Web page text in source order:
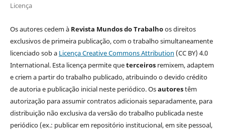
Licença
Os autores cedem à Revista Mundos do Trabalhoos direitos
exclusivos de primeira publicação, com o trabalho simultaneamente
licenciado sob a Licença Creative Commons Attribution (CC BY) 4.0
International. Esta licença permite queterceirosremixem, adaptem
e criem a partir do trabalho publicado, atribuindo o devido crédito
de autoria e publicação inicial neste periódico. Osautorestêm
autorização para assumir contratos adicionais separadamente, para
distribuição não exclusiva da versão do trabalho publicada neste
periódico (ex.: publicar em repositório institucional, em site pessoal,